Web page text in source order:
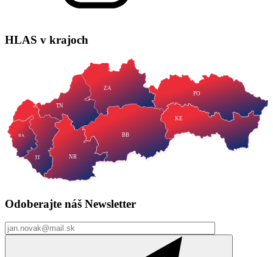
HLAS v krajoch
TT NR
TN
ZA
BB
PO
KE
BA
Odoberajte náš Newsletter